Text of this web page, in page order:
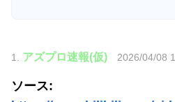
1. アズプロ速報(仮) 2026/04/08
ソース: